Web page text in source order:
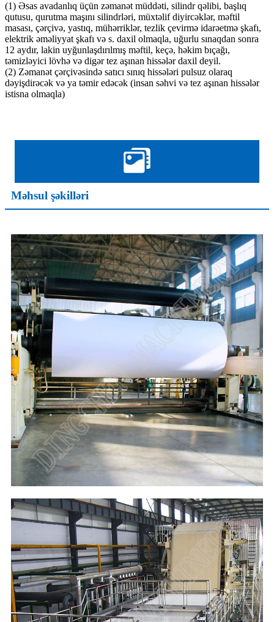
(1) Əsas avadanlıq üçün zəmanət müddəti, silindr qəlibi, başlıq
qutusu, qurutma maşını silindrləri, müxtəlif diyircəklər, məftil
masası, çərçivə, yastıq, mühərriklər, tezlik çevirmə idarəetmə şkafı,
elektrik əməliyyat şkafı və s. daxil olmaqla, uğurlu sınaqdan sonra
12 aydır, lakin uyğunlaşdırılmış məftil, keçə, həkim bıçağı,
təmizləyici lövhə və digər tez aşınan hissələr daxil deyil.
(2) Zəmanət çərçivəsində satıcı sınıq hissələri pulsuz olaraq
dəyişdirəcək və ya təmir edəcək (insan səhvi və tez aşınan hissələr
istisna olmaqla)
Məhsul şəkilləri